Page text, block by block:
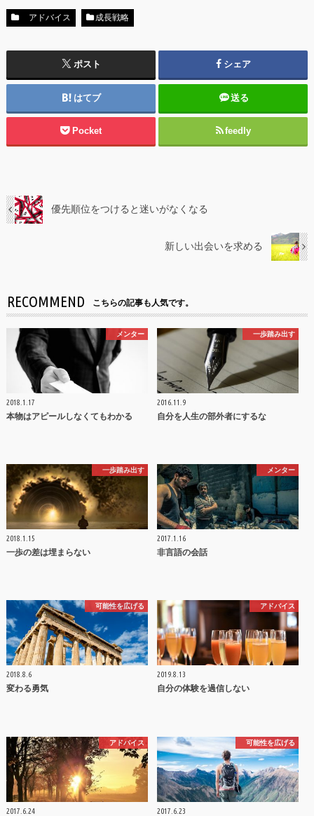
アドバイス 成長戦略
ポスト シェア
はてブ 送る
Pocket feedly
優先順位をつけると迷いがなくなる
新しい出会いを求める
RECOMMEND こちらの記事も人気です。
メンター
2018.1.17
本物はアピールしなくてもわかる
一歩踏み出す
2016.11.9
自分を人生の部外者にするな
一歩踏み出す
2018.1.15
一歩の差は埋まらない
メンター
2017.1.16
非言語の会話
可能性を広げる
2018.8.6
変わる勇気
アドバイス
2019.8.13
自分の体験を過信しない
アドバイス
2017.6.24
可能性を広げる
2017.6.23